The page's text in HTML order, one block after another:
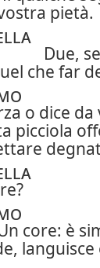
pietà.
Due,
che far
o dice da
picciola
core: è